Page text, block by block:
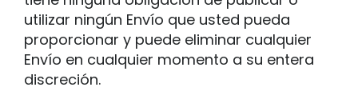
utilizar ningún Envío que usted pueda
proporcionar y puede eliminar cualquier
Envío en cualquier momento a su entera
discreción.